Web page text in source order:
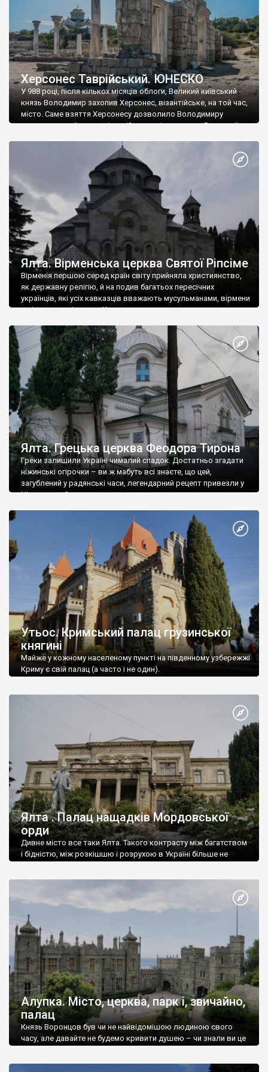
Херсонес Таврійський. ЮНЕСКО
У 988 році, після кількох місяців облоги, Великий київський
князь Володимир захопив Херсонес, візантійське, на той час,
місто. Саме взяття Херсонесу дозволило Володимиру
диктувати свої умови візантійському імператору Василю ІІ, та
Херсонесі Володимир-язичник, став Василем-християнином.
А потім було Хрещення Русі. На честь Херсонесу Таврійського
Ялта. Вірменська церква Святої Ріпсіме
Вірменія першою серед країн світу прийняла християнство,
як державну релігію, й на подив багатьох пересічних
українців, які усіх кавказців вважають мусульманами, вірмени
є відданими вірянами Христа
Ялта. Грецька церква Феодора Тирона
Греки залишили Україні чималий спадок. Достатньо згадати
ніжинські огірочки – ви ж мабуть всі знаєте, що цей,
загублений у радянські часи, легендарний рецепт привезли у
Ніжин греки?
Утьос. Кримський палац грузинської
княгині
Майже у кожному населеному пункті на південному узбережжі
Криму є свій палац (а часто і не один).
Ялта . Палац нащадків Мордовської
орди
Дивне місто все таки Ялта. Такого контрасту між багатством
і бідністю, між розкішшю і розрухою в Україні більше не
Алупка. Місто, церква, парк і, звичайно,
палац
Князь Воронцов був чи не найвідомішою людиною свого
часу, але давайте не будемо кривити душею – чи знали ви це